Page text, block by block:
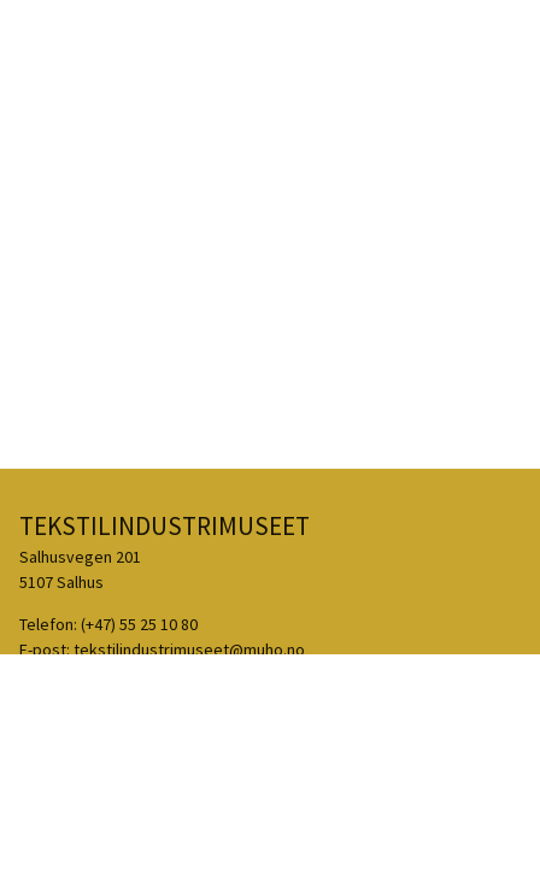
TEKSTILINDUSTRIMUSEET
Salhusvegen 201
5107 Salhus
Telefon: (+47) 55 25 10 80
E-post:tekstilindustrimuseet@muho.no